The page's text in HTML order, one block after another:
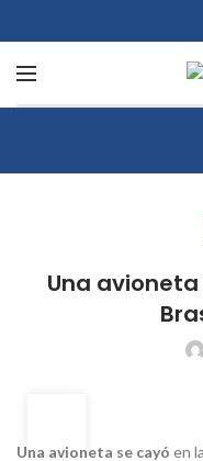
Una
Una avioneta se cayó en